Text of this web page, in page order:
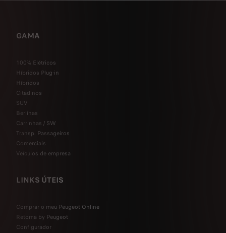
GAMA
100% Elétricos
Híbridos Plug-in
Híbridos
Citadinos
SUV
Berlinas
Carrinhas / SW
Transp. Passageiros
Comerciais
Veículos de empresa
LINKS ÚTEIS
Comprar o meu Peugeot Online
Retoma by Peugeot
Configurador